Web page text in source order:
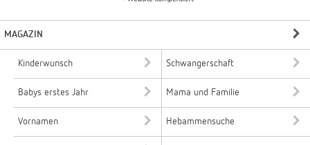
MAGAZIN
Kinderwunsch Schwangerschaft
Babys erstes Jahr Mama und Familie
Vornamen Hebammensuche